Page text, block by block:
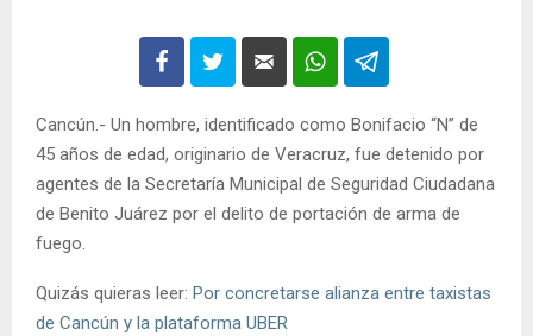
Cancún.- Un hombre, identificado como Bonifacio “N” de
45 años de edad, originario de Veracruz, fue detenido por
agentes de la Secretaría Municipal de Seguridad Ciudadana
de Benito Juárez por el delito de portación de arma de
fuego.
Quizás quieras leer: Por concretarse alianza entre taxistas
de Cancún y la plataforma UBER